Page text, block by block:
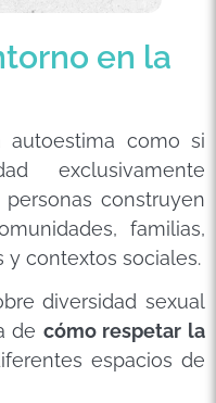
en la
como si
exclusivamente
construyen
familias,
y contextos sociales.
diversidad sexual
de cómo respetar la
espacios de